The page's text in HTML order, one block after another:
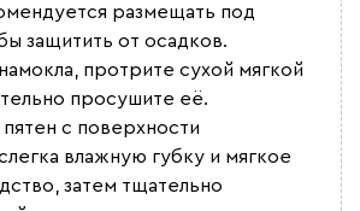
размещать под
защитить от осадков.
протрите сухой мягкой
просушите её.
с поверхности
влажную губку и мягкое
затем тщательно